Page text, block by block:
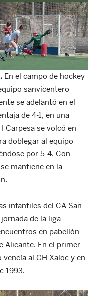
En el campo de hockey
sanvicentero
se adelantó en el
de 4-1, en una
Carpesa se volcó en
doblegar al equipo
por 5-4. Con
mantiene en la
infantiles del CA San
de la liga
en pabellón
Alicante. En el primer
al CH Xaloc y en
1993.